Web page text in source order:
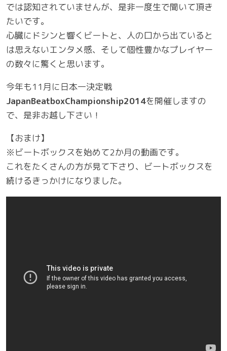
では認知されていませんが、是非一度生で聞いて頂き
たいです。
心臓にドシンと響くビートと、人の口から出ていると
は思えないエンタメ感、そして個性豊かなプレイヤー
の数々に驚くと思います。
今年も11月に日本一決定戦
JapanBeatboxChampionship2014を開催しますの
で、是非お越し下さい！
【おまけ】
※ビートボックスを始めて2か月の動画です。
これをたくさんの方が見て下さり、 ビートボックスを
続けるきっかけになりました。